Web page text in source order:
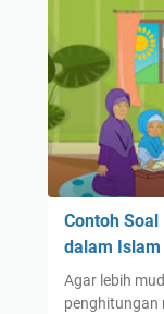
Contoh
dalam Islam
Agar lebih
penghitungan